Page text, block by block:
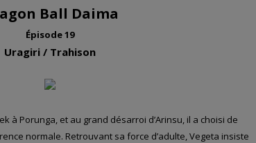
Ball Daima
Épisode 19
Uragiri / Trahison
à Porunga, et au grand désarroi d’Arinsu, il a choisi de
normale. Retrouvant sa force d’adulte, Vegeta insiste